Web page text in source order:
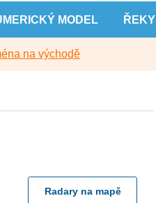
MODEL ŘEKY
na východě
Radary na mapě